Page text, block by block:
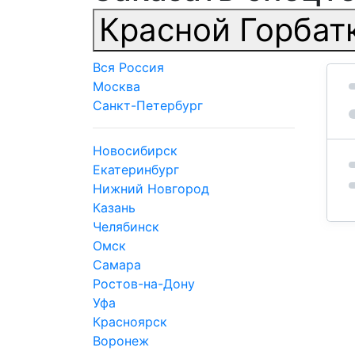
Красной
Вся Россия
Москва
Санкт-Петербург
Новосибирск
Екатеринбург
Нижний Новгород
Казань
Челябинск
Омск
Самара
Ростов-на-Дону
Уфа
Красноярск
Воронеж